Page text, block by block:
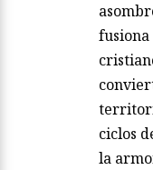
fusiona
ciclos
la